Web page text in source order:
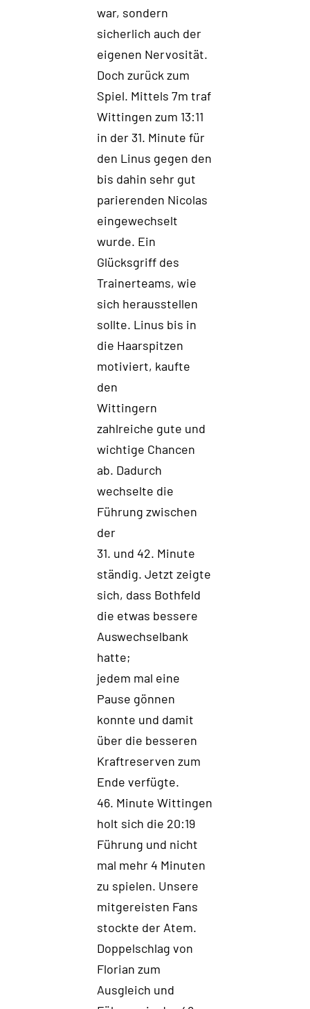
war, sondern
sicherlich auch der
eigenen Nervosität.
Doch zurück zum
Spiel. Mittels 7m traf
Wittingen zum 13:11
in der 31. Minute für
den Linus gegen den
bis dahin sehr gut
parierenden Nicolas
eingewechselt
wurde. Ein
Glücksgriff des
Trainerteams, wie
sich herausstellen
sollte. Linus bis in
die Haarspitzen
motiviert, kaufte
den
Wittingern
zahlreiche gute und
wichtige Chancen
ab. Dadurch
wechselte die
Führung zwischen
der
31. und 42. Minute
ständig. Jetzt zeigte
sich, dass Bothfeld
die etwas bessere
Auswechselbank
hatte;
jedem mal eine
Pause gönnen
konnte und damit
über die besseren
Kraftreserven zum
Ende verfügte.
46. Minute Wittingen
holt sich die 20:19
Führung und nicht
mal mehr4 Minuten
zu spielen. Unsere
mitgereisten Fans
stockte der Atem.
Doppelschlag von
Florian zum
Ausgleich und